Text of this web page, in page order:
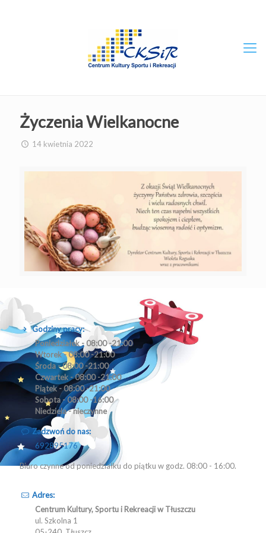
Życzenia Wielkanocne
14 kwietnia 2022
Godziny pracy:
Poniedziałek - 08:00 -21:00
Wtorek - 08:00 -21:00
Środa - 08:00 -21:00
Czwartek - 08:00 -21:00
Piątek - 08:00 -21:00
Sobota - 08:00 -16:00
Niedziela - nieczynne
Zadzwoń do nas:
692895176
Biuro czynne od poniedziałku do piątku w godz. 08:00 - 16:00.
Adres:
Centrum Kultury, Sportu i Rekreacji w Tłuszczu
ul. Szkolna 1